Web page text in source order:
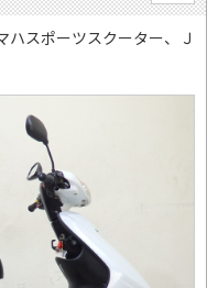
ハスポーツスクーター、Ｊ